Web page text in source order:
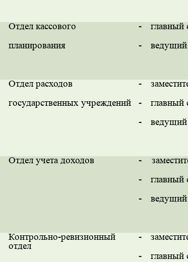
Отдел кассового
планирования
-
главный
-
ведущий
Отдел расходов
государственных учреждений
-
-
главный
-
ведущий
Отдел учета доходов -
-
главный
-
ведущий
Контрольно-ревизионный
отдел
-
-
главный